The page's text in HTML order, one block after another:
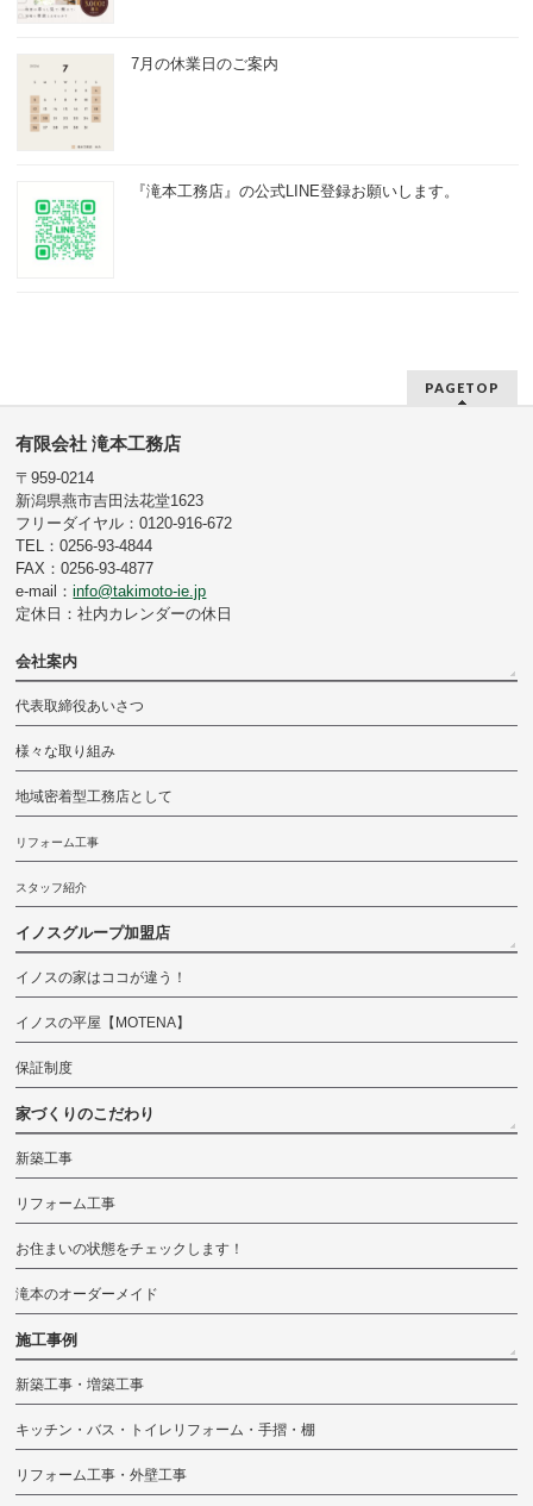
7月の休業日のご案内
『滝本工務店』の公式LINE登録お願いします。
PAGETOP
有限会社 滝本工務店
〒959-0214
新潟県燕市吉田法花堂1623
フリーダイヤル：0120-916-672
TEL：0256-93-4844
FAX：0256-93-4877
e-mail：info@takimoto-ie.jp
定休日：社内カレンダーの休日
会社案内
代表取締役あいさつ
様々な取り組み
地域密着型工務店として
リフォーム工事
スタッフ紹介
イノスグループ加盟店
イノスの家はココが違う！
イノスの平屋【MOTENA】
保証制度
家づくりのこだわり
新築工事
リフォーム工事
お住まいの状態をチェックします！
滝本のオーダーメイド
施工事例
新築工事・増築工事
キッチン・バス・トイレリフォーム・手摺・棚
リフォーム工事・外壁工事